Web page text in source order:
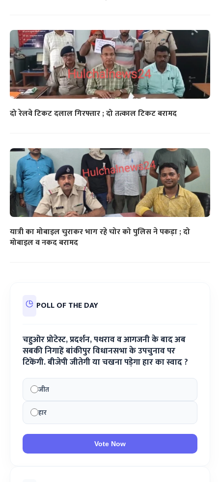
दो रेलवे टिकट दलाल गिरफ्तार ; दो तत्काल टिकट बरामद
यात्री का मोबाइल चुराकर भाग रहे चोर को पुलिस ने पकड़ा ; दो
मोबाइल व नकद बरामद
POLL OF THE DAY
चहुओर प्रोटेस्ट, प्रदर्शन, पथराव व आगजनी के बाद अब
सबकी निगाहें बांकीपुर विधानसभा के उपचुनाव पर
टिकेंगी. बीजेपी जीतेगी या चखना पड़ेगा हार का स्वाद ?
जीत
हार
Vote Now